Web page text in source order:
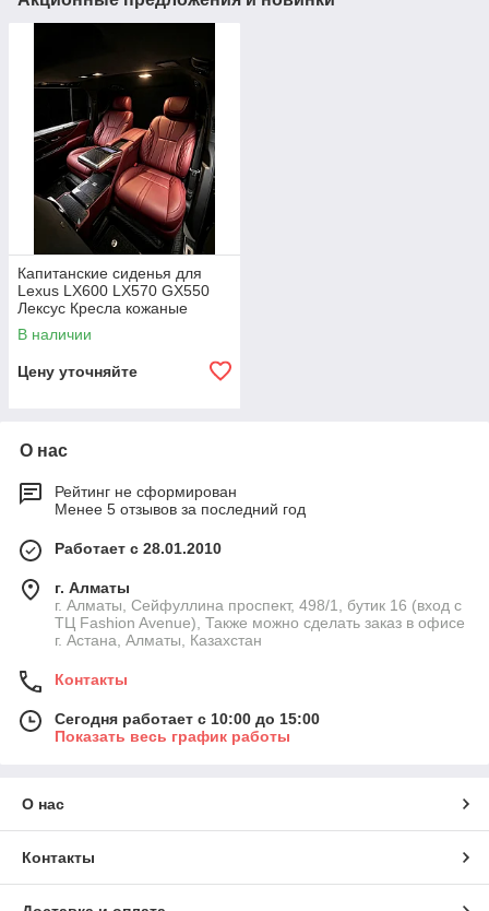
Капитанские сиденья для
Lexus LX600 LX570 GX550
Лексус Кресла кожаные
сиденье задние VIP
В наличии
Цену уточняйте
О нас
Рейтинг не сформирован
Менее 5 отзывов за последний год
Работает с 28.01.2010
г. Алматы
г. Алматы, Сейфуллина проспект, 498/1, бутик 16 (вход с
ТЦ Fashion Avenue), Также можно сделать заказ в офисе
г. Астана, Алматы, Казахстан
Контакты
Сегодня работает с 10:00 до 15:00
Показать весь график работы
О нас
Контакты